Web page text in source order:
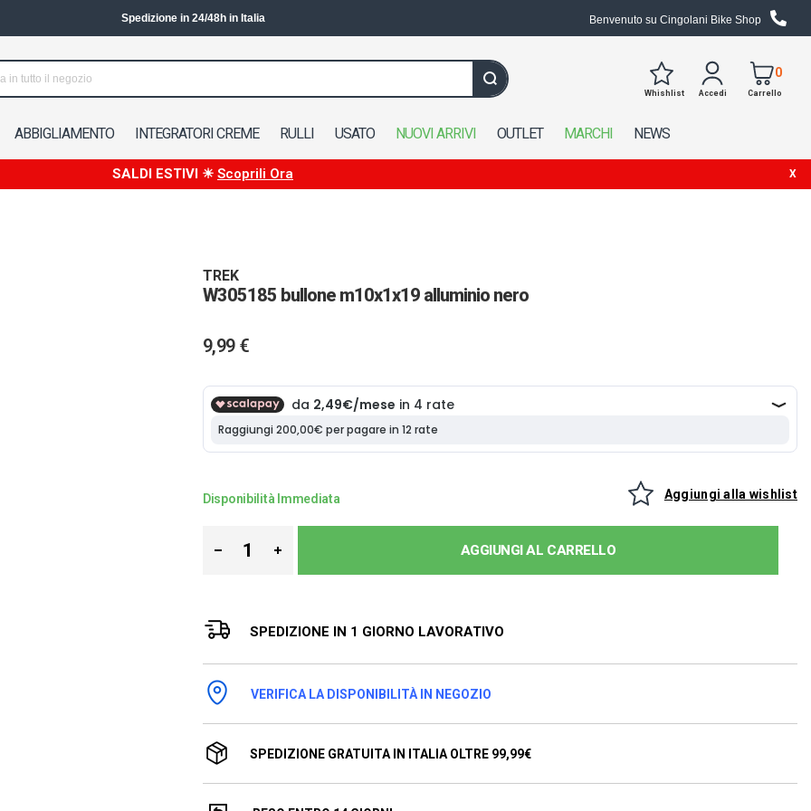
Spedizione in 24/48h in Italia Benvenuto su Cingolani Bike Shop
Accedi
Whishlist
0
Carrello
ABBIGLIAMENTO INTEGRATORI CREME RULLI USATO NUOVI ARRIVI OUTLET MARCHI NEWS
SALDI ESTIVI ☀ Scoprili Ora
TREK
W305185 bullone m10x1x19 alluminio nero
9,99 €
Disponibilità Immediata Aggiungi alla wishlist
AGGIUNGI AL CARRELLO
SPEDIZIONE IN 1 GIORNO LAVORATIVO
VERIFICA LA DISPONIBILITÀ IN NEGOZIO
SPEDIZIONE GRATUITA IN ITALIA OLTRE 99,99€